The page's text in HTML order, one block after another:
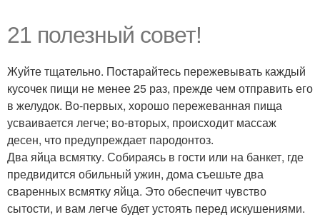
21 полезный совет!
Жуйте тщательно. Постарайтесь пережевывать каждый
кусочек пищи не менее 25 раз, прежде чем отправить его
в желудок. Во-первых, хорошо пережеванная пища
усваивается легче; во-вторых, происходит массаж
десен, что предупреждает пародонтоз.
Два яйца всмятку. Собираясь в гости или на банкет, где
предвидится обильный ужин, дома съешьте два
сваренных всмятку яйца. Это обеспечит чувство
сытости, и вам легче будет устоять перед искушениями.